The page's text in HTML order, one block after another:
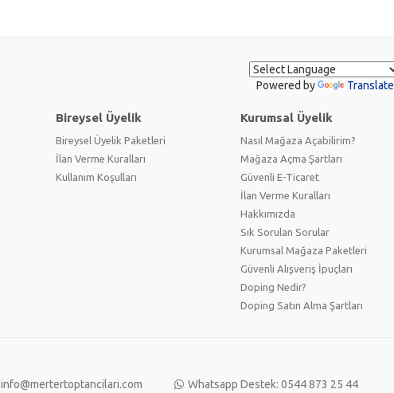
Powered by Translate
Bireysel Üyelik
Bireysel Üyelik Paketleri
İlan Verme Kuralları
Kullanım Koşulları
Kurumsal Üyelik
Nasıl Mağaza Açabilirim?
Mağaza Açma Şartları
Güvenli E-Ticaret
İlan Verme Kuralları
Hakkımızda
Sık Sorulan Sorular
Kurumsal Mağaza Paketleri
Güvenli Alışveriş İpuçları
Doping Nedir?
Doping Satın Alma Şartları
info@mertertoptancilari.com Whatsapp Destek: 0544 873 25 44